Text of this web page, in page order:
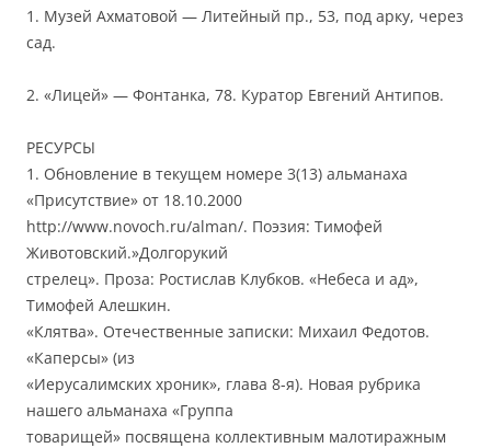
1. Музей Ахматовой — Литейный пр., 53, под арку, через
сад.
2. «Лицей» — Фонтанка, 78. Куратор Евгений Антипов.
РЕСУРСЫ
1. Обновление в текущем номере 3(13) альманаха
«Присутствие» от 18.10.2000
http://www.novoch.ru/alman/. Поэзия: Тимофей
Животовский.»Долгорукий
стрелец». Проза: Ростислав Клубков. «Небеса и ад»,
Тимофей Алешкин.
«Клятва». Отечественные записки: Михаил Федотов.
«Каперсы» (из
«Иерусалимских хроник», глава 8-я). Новая рубрика
нашего альманаха «Группа
товарищей» посвящена коллективным малотиражным